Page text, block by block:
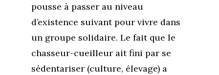
pousse à passer au niveau
d’existence suivant pour vivre dans
un groupe solidaire. Le fait que le
chasseur-cueilleur ait fini par se
sédentariser (culture, élevage) a